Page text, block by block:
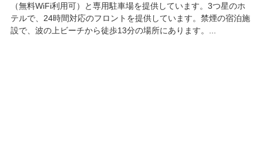
（無料WiFi利用可）と専用駐車場を提供しています。3つ星のホ
テルで、24時間対応のフロントを提供しています。禁煙の宿泊施
設で、波の上ビーチから徒歩13分の場所にあります。...